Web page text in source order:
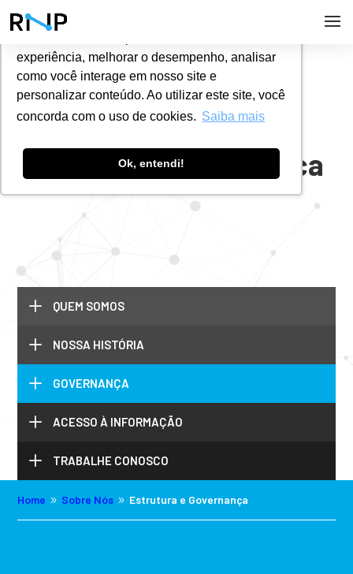
experiência, melhorar o desempenho, analisar
como você interage em nosso site e
personalizar conteúdo. Ao utilizar este site, você
concorda com o uso de cookies. Saiba mais
Ok, entendi!
# SOBRE NÓS
Estrutura e Governança
L QUEM SOMOS
L NOSSA HISTÓRIA
L GOVERNANÇA
L ACESSO À INFORMAÇÃO
L TRABALHE CONOSCO
Home 9 Sobre Nós 9 Estrutura e Governança